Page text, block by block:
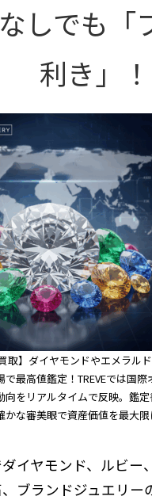
しでも「
利き」！
取】ダイヤモンドやエメラルド
最高値鑑定！TREVEでは国際
向をリアルタイムで反映。鑑
かな審美眼で資産価値を最大限
イヤモンド、ルビー
ブランドジュエリー